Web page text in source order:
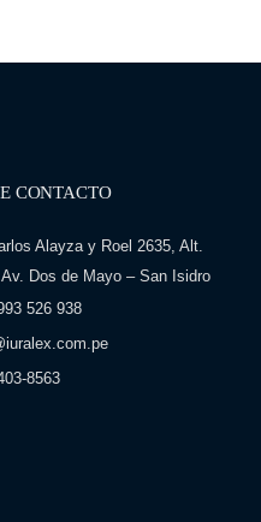
CONTACTO
Alayza y Roel 2635, Alt.
Dos de Mayo – San Isidro
526 938
8563